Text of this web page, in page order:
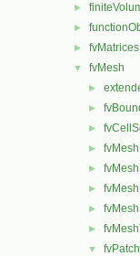
►
►
► fvMatrices
▼ fvMesh
►
►
►
►
►
►
►
►
▼